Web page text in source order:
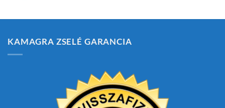
KAMAGRA ZSELÉ GARANCIA